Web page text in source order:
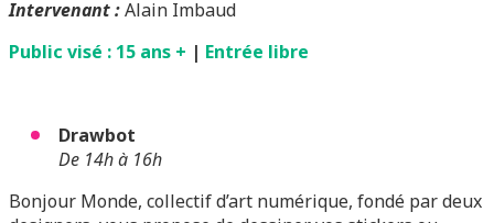
Intervenant:Alain Imbaud
Public visé : 15 ans + | Entrée libre
Drawbot
De 14h à 16h
Bonjour Monde, collectif d’art numérique, fondé par deux